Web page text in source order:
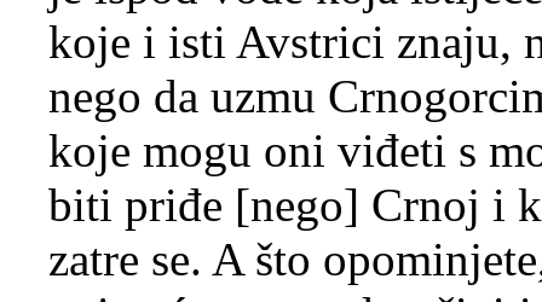
koje i isti Avstrici znaju,
nego da uzmu
koje mogu oni viđeti s
biti priđe [nego] Crnoj i
zatre se. A što